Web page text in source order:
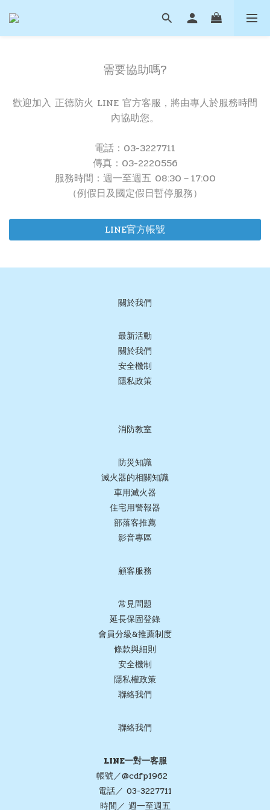
需要協助嗎?
歡迎加入 正德防火 LINE 官方客服，將由專人於服務時間
內協助您。
電話：03-3227711
傳真：03-2220556
服務時間：週一至週五 08:30－17:00
（例假日及國定假日暫停服務）
LINE官方帳號
關於我們
最新活動
關於我們
安全機制
隱私政策
消防教室
防災知識
滅火器的相關知識
車用滅火器
住宅用警報器
部落客推薦
影音專區
顧客服務
常見問題
延長保固登錄
會員分級&推薦制度
條款與細則
安全機制
隱私權政策
聯絡我們
聯絡我們
LINE一對一客服
帳號／@cdfp1962
電話／ 03-3227711
時間／ 週一至週五